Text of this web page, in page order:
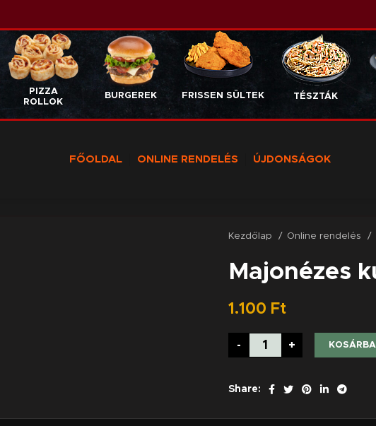
PIZZA
ROLLOK
BURGEREK FRISSEN SÜLTEK TÉSZTÁK
FŐOLDAL ONLINE RENDELÉS ÚJDONSÁGOK
Kezdőlap Online rendelés
Majonézes
1.100 Ft
- +
Share: